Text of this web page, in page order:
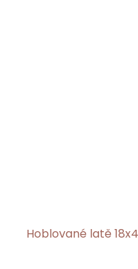
Hoblované latě